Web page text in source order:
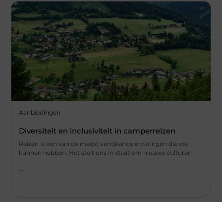
Aanbiedingen
Diversiteit en inclusiviteit in camperreizen
Reizen is een van de meest verrijkende ervaringen die we
kunnen hebben. Het stelt ons in staat om nieuwe culturen
...